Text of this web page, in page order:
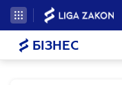
БІЗНЕС